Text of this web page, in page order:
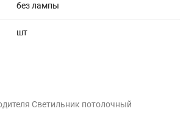
без лампы
шт
Светильник потолочный